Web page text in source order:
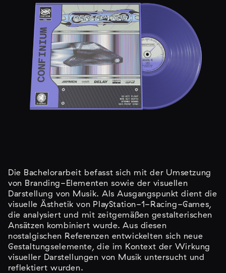
Die Bachelorarbeit befasst sich mit der Umsetzung
von Branding-Elementen sowie der visuellen
Darstellung von Musik. Als Ausgangspunkt dient die
visuelle Ästhetik von PlayStation-1-Racing-Games,
die analysiert und mit zeitgemäßen gestalterischen
Ansätzen kombiniert wurde. Aus diesen
nostalgischen Referenzen entwickelten sich neue
Gestaltungselemente, die im Kontext der Wirkung
visueller Darstellungen von Musik untersucht und
reflektiert wurden.